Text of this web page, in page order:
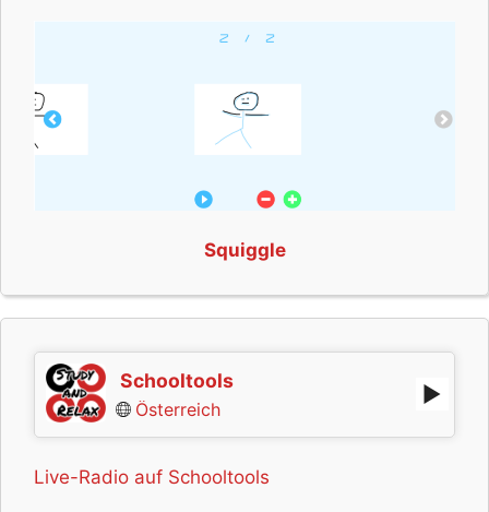
Squiggle
Schooltools
Österreich
Live-Radio auf Schooltools